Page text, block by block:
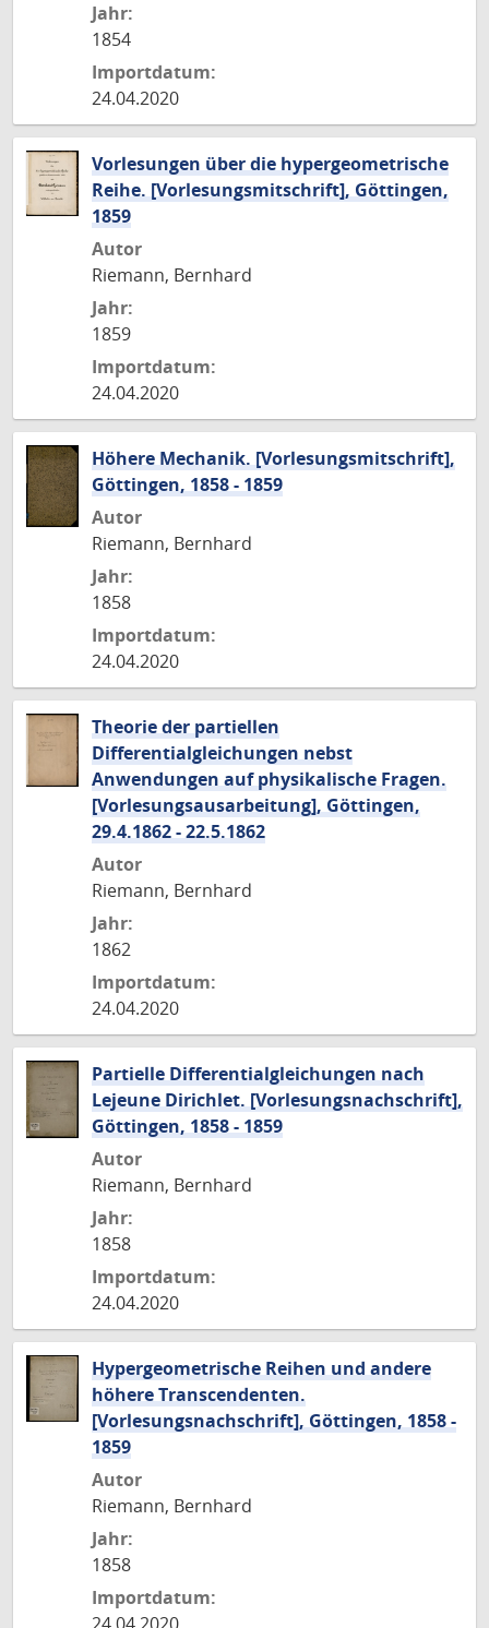
Jahr:
1854
Importdatum:
24.04.2020
Vorlesungen über die hypergeometrische
Reihe. [Vorlesungsmitschrift], Göttingen,
1859
Autor
Riemann, Bernhard
Jahr:
1859
Importdatum:
24.04.2020
Höhere Mechanik. [Vorlesungsmitschrift],
Göttingen, 1858 - 1859
Autor
Riemann, Bernhard
Jahr:
1858
Importdatum:
24.04.2020
Theorie der partiellen
Differentialgleichungen nebst
Anwendungen auf physikalische Fragen.
[Vorlesungsausarbeitung], Göttingen,
29.4.1862 - 22.5.1862
Autor
Riemann, Bernhard
Jahr:
1862
Importdatum:
24.04.2020
Partielle Differentialgleichungen nach
Lejeune Dirichlet. [Vorlesungsnachschrift],
Göttingen, 1858 - 1859
Autor
Riemann, Bernhard
Jahr:
1858
Importdatum:
24.04.2020
Hypergeometrische Reihen und andere
höhere Transcendenten.
[Vorlesungsnachschrift], Göttingen, 1858 -
1859
Autor
Riemann, Bernhard
Jahr:
1858
Importdatum: